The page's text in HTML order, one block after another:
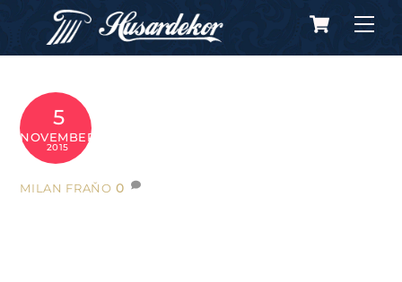
content
Cart
5
NOVEMBER
2015
MILAN FRAŇO 0